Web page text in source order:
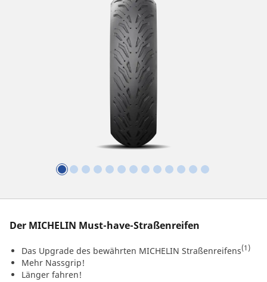
Der MICHELIN Must-have-Straßenreifen
Das Upgrade des bewährten MICHELIN Straßenreifens(1)
Mehr Nassgrip!
Länger fahren!